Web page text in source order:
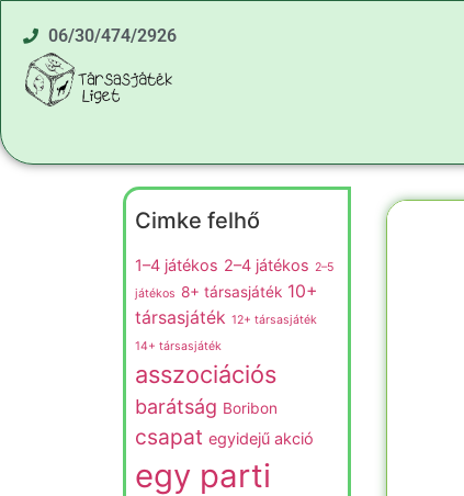
06/30/474/2926
Cimke felhő
1–4 játékos 2–4 játékos 2–5
játékos 8+ társasjáték 10+
társasjáték 12+ társasjáték
14+ társasjáték
asszociációs
barátság Boribon
csapat egyidejű akció
egy parti